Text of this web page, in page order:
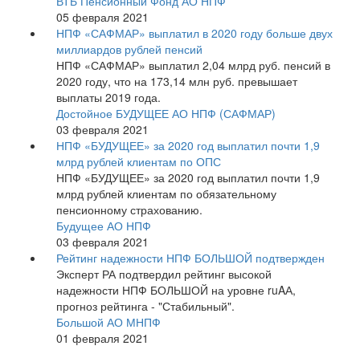
05 февраля 2021
НПФ «САФМАР» выплатил в 2020 году больше двух
миллиардов рублей пенсий
НПФ «САФМАР» выплатил 2,04 млрд руб. пенсий в
2020 году, что на 173,14 млн руб. превышает
выплаты 2019 года.
Достойное БУДУЩЕЕ АО НПФ (САФМАР)
03 февраля 2021
НПФ «БУДУЩЕЕ» за 2020 год выплатил почти 1,9
млрд рублей клиентам по ОПС
НПФ «БУДУЩЕЕ» за 2020 год выплатил почти 1,9
млрд рублей клиентам по обязательному
пенсионному страхованию.
Будущее АО НПФ
03 февраля 2021
Рейтинг надежности НПФ БОЛЬШОЙ подтвержден
Эксперт РА подтвердил рейтинг высокой
надежности НПФ БОЛЬШОЙ на уровне ruAА,
прогноз рейтинга - "Стабильный".
Большой АО МНПФ
01 февраля 2021